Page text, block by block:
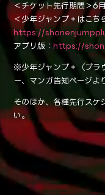
＜チケット先行期間＞6
＜少年ジャンプ＋はこち
https://
アプリ版：https://
※少年ジャンプ＋（ブラ
ー、マンガ告知ページよ
そのほか、各種先行スケ
い。